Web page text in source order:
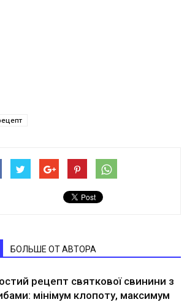
БОЛЬШЕ ОТ АВТОРА
рецепт святкової свинини з
мінімум клопоту, максимум